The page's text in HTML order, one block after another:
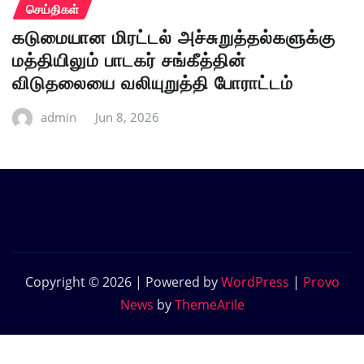
செய்திகள்
கடுமையான மிரட்டல் அச்சுறுத்தல்களுக்கு
மத்தியிலும் பாடகர் சங்கீத்தின்
விடுதலையை வலியுறுத்தி போராட்டம்
admin Jun 8, 2026
Copyright © 2026 | Powered byWordPress | Provo
News byThemeArile